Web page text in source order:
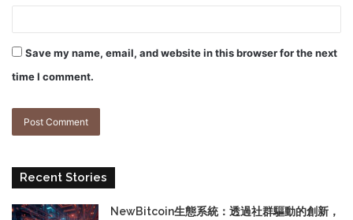
Save my name, email, and website in this browser for the next
time I comment.
Recent Stories
NewBitcoin生態系統：透過社群驅動的創新，